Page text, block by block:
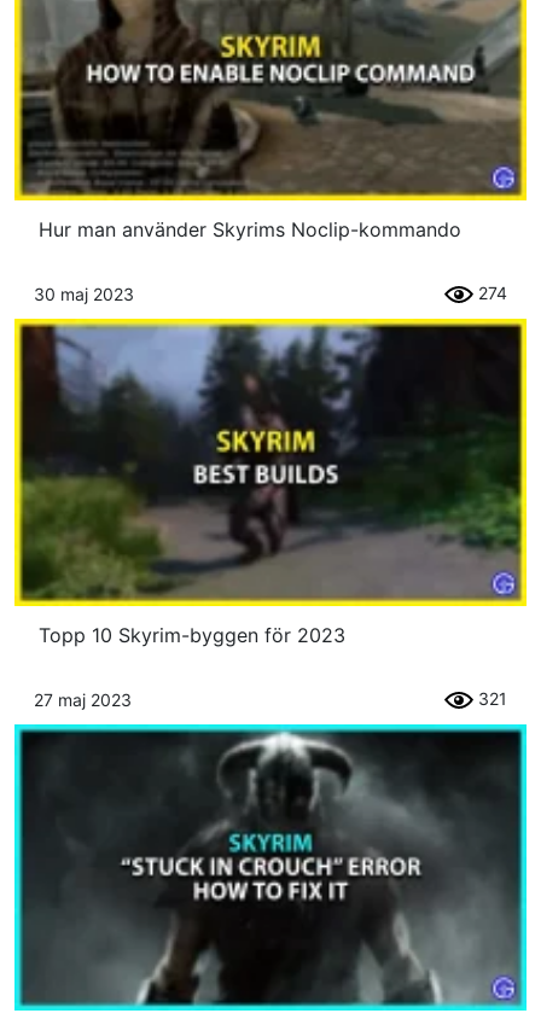
Hur man använder Skyrims Noclip-kommando
30 maj 2023 274
Topp 10 Skyrim-byggen för 2023
27 maj 2023 321